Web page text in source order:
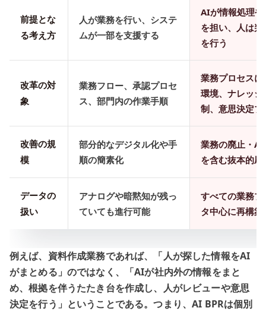
前提とな
る考え方
人が業務を行い、システ
ムが一部を支援する
AIが情報処理
を担い、人は
を行う
改革の対
象
業務フロー、承認プロセ
ス、部門内の作業手順
業務プロセス
環境、ナレッ
制、意思決定プ
改善の規
模
部分的なデジタル化や手
順の簡素化
業務の廃止・
を含む抜本的刷
データの
扱い
アナログや暗黙知が残っ
ていても進行可能
すべての業務
タ中心に再構築
例えば、資料作成業務であれば、「人が探した情報をAI
がまとめる」のではなく、「AIが社内外の情報をまと
め、根拠を伴うたたき台を作成し、人がレビューや意思
決定を行う」ということである。つまり、AI BPRは個別